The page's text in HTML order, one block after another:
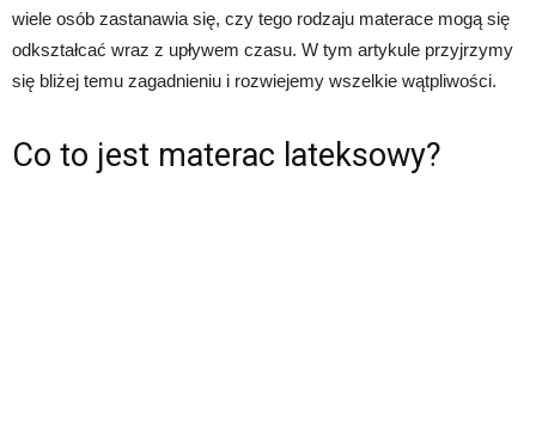
wiele osób zastanawia się, czy tego rodzaju materace mogą się
odkształcać wraz z upływem czasu. W tym artykule przyjrzymy
się bliżej temu zagadnieniu i rozwiejemy wszelkie wątpliwości.
Co to jest materac lateksowy?